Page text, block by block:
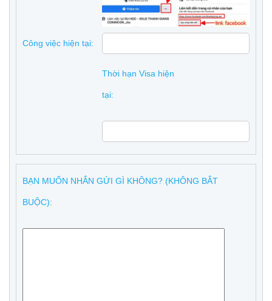
Công việc hiện tại:
Thời hạn Visa hiện
tại:
BẠN MUỐN NHẮN GỬI GÌ KHÔNG? (KHÔNG BẮT
BUỘC):